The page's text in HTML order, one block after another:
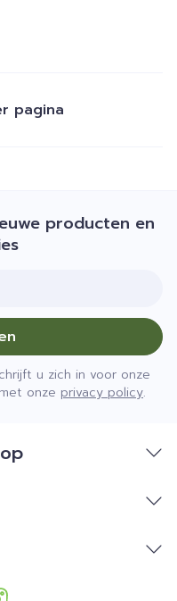
pagina
producten en
u zich in voor onze
onze privacy policy.